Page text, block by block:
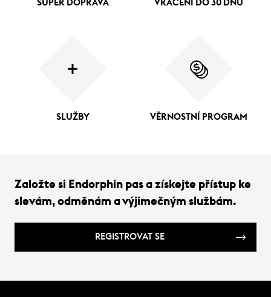
SUPER DOPRAVA VRÁCENÍ DO 30 DNŮ
SLUŽBY VĚRNOSTNÍ PROGRAM
Založte si Endorphin pas a získejte přístup ke
slevám, odměnám a výjimečným službám.
REGISTROVAT SE